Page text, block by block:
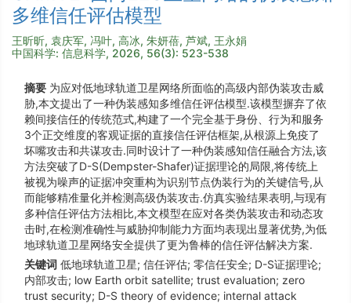
多维信任评估模型
王昕昕, 袁庆军, 冯叶, 高冰, 朱妍蓓, 芦斌, 王永娟
中国科学: 信息科学, 2026, 56(3): 523-538
摘要 为应对低地球轨道卫星网络所面临的高级内部伪装攻击威
胁,本文提出了一种伪装感知多维信任评估模型.该模型摒弃了依
赖间接信任的传统范式,构建了一个完全基于身份、行为和服务
3个正交维度的客观证据的直接信任评估框架,从根源上免疫了
坏嘴攻击和共谋攻击.同时设计了一种伪装感知信任融合方法,该
方法突破了D-S(Dempster-Shafer)证据理论的局限,将传统上
被视为噪声的证据冲突重构为识别节点伪装行为的关键信号,从
而能够精准量化并检测高级伪装攻击.仿真实验结果表明,与现有
多种信任评估方法相比,本文模型在应对各类伪装攻击和动态攻
击时,在检测准确性与威胁抑制能力方面均表现出显著优势,为低
地球轨道卫星网络安全提供了更为鲁棒的信任评估解决方案.
关键词 低地球轨道卫星; 信任评估; 零信任安全; D-S证据理论;
内部攻击; low Earth orbit satellite; trust evaluation; zero
trust security; D-S theory of evidence; internal attack